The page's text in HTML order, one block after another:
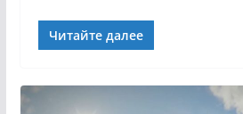
Читайте далее